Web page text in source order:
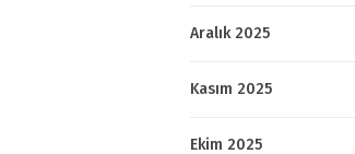
Aralık 2025
Kasım 2025
Ekim 2025